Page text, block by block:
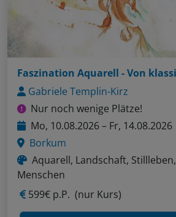
Gabriele Templin-Kirz
Nur noch wenige Plätze!
Mo, 10.08.2026 – Fr, 14.08.2026
Borkum
Aquarell, Landschaft, Stillleben,
Menschen
599€ p.P. (nur Kurs)